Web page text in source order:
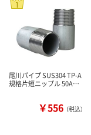
尾川パイプ SUS304 TP-A
規格片短ニップル 50A…
￥556 （税込）